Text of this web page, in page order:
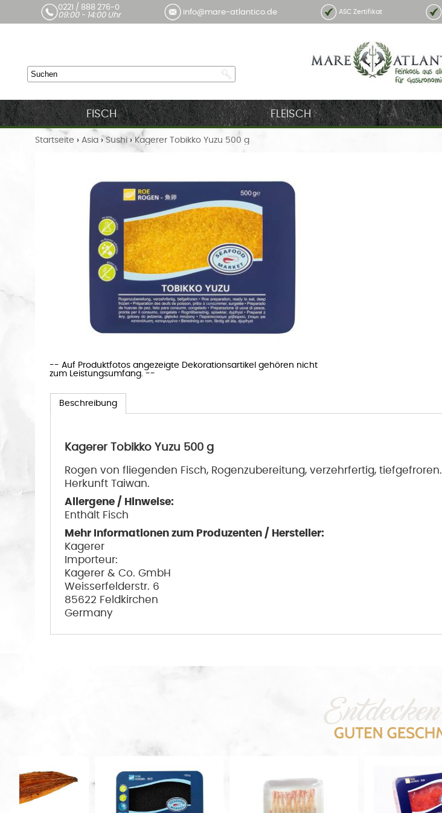
0221 / 888 276-0
09:00 - 14:00 Uhr
info@mare-atlantico.de ASC Zertifikat
FISCH FLEISCH
Startseite › Asia › Sushi › Kagerer Tobikko Yuzu 500 g
-- Auf Produktfotos angezeigte Dekorationsartikel gehören nicht
zum Leistungsumfang. --
Beschreibung
Kagerer Tobikko Yuzu 500 g
Rogen von fliegenden Fisch, Rogenzubereitung, verzehrfertig, tiefgefroren.
Herkunft Taiwan.
Allergene / Hinweise:
Enthält Fisch
Mehr Informationen zum Produzenten / Hersteller:
Kagerer
Importeur:
Kagerer & Co. GmbH
Weisserfelderstr. 6
85622 Feldkirchen
Germany